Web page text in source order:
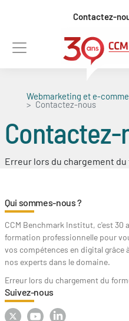
principal
Contactez-
Webmarketing et e-
Contactez-nous
Contactez-
Erreur lors du chargement
Qui sommes-nous ?
CCM Benchmark Institut, c'est 30
formation professionnelle pour
vos compétences en digital grâce
nos experts dans le domaine.
Erreur lors du chargement du
Suivez-nous